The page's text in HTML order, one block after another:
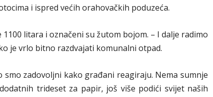
i ispred većih orahovačkih poduzeća.
litara i označeni su žutom bojom. – I dalje radimo
je vrlo bitno razdvajati komunalni otpad.
zadovoljni kako građani reagiraju. Nema sumnje
trideset za papir, još više podići svijet naših